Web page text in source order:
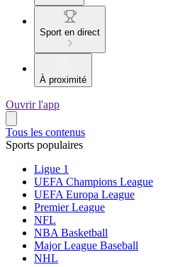
Sport en direct
À proximité
Ouvrir l'app
Tous les contenus
Sports populaires
Ligue 1
UEFA Champions League
UEFA Europa League
Premier League
NFL
NBA Basketball
Major League Baseball
NHL